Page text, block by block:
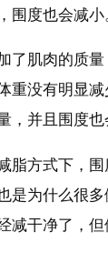
围度也会减小
了肌肉的质
重没有明显
，并且围度也
脂方式下，
是为什么很
减干净了，但